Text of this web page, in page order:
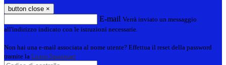
button close ×
E-mail Verrà inviato un messaggio
all'indirizzo indicato con le istruzioni necessarie.
Non hai una e-mail associata al nome utente? Effettua il reset della password
tramite la Login Spaggiari